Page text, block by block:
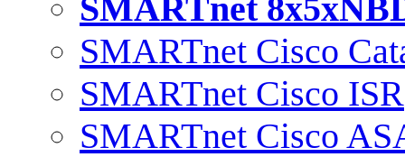
SMARTnet
SMARTnet Cisco
SMARTnet Cisco ISR
SMARTnet Cisco